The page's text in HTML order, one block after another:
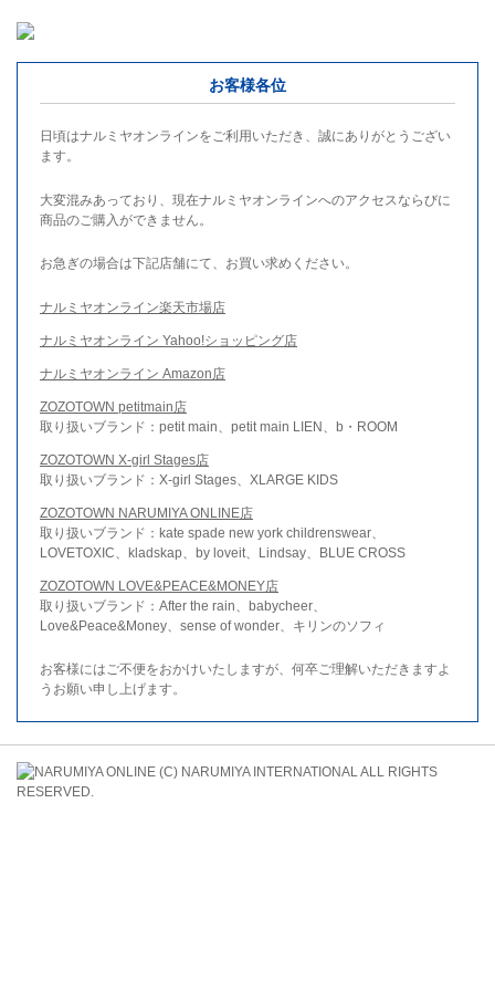
お客様各位
日頃はナルミヤオンラインをご利用いただき、誠にありがとうござい
ます。
大変混みあっており、現在ナルミヤオンラインへのアクセスならびに
商品のご購入ができません。
お急ぎの場合は下記店舗にて、お買い求めください。
ナルミヤオンライン楽天市場店
ナルミヤオンライン Yahoo!ショッピング店
ナルミヤオンライン Amazon店
ZOZOTOWN petitmain店
取り扱いブランド：petit main、petit main LIEN、b・ROOM
ZOZOTOWN X-girl Stages店
取り扱いブランド：X-girl Stages、XLARGE KIDS
ZOZOTOWN NARUMIYA ONLINE店
取り扱いブランド：kate spade new york childrenswear、
LOVETOXIC、kladskap、by loveit、Lindsay、BLUE CROSS
ZOZOTOWN LOVE&PEACE&MONEY店
取り扱いブランド：After the rain、babycheer、
Love&Peace&Money、sense of wonder、キリンのソフィ
お客様にはご不便をおかけいたしますが、何卒ご理解いただきますよ
うお願い申し上げます。